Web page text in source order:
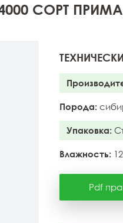
СОРТ ПРИМА
Порода:
Упаковка:
Влажность:
Pdf